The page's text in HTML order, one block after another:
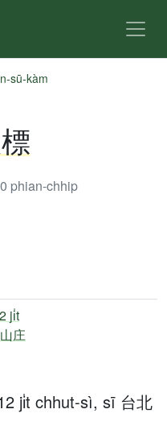
sū-kàm
phian-chhip
ji̍t chhut-sì, sī 台北
ji̍t
庄